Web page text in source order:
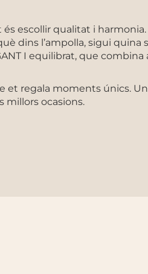
és escollir qualitat i
dins l’ampolla, sigui quina
I equilibrat, que
et regala moments únics.
millors ocasions.